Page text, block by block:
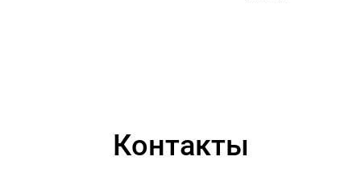
Контакты